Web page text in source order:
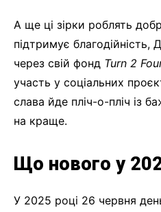
А ще ці зірки роблять
підтримує
через свій фонд Turn 2
участь у соціальних
слава йде пліч-о-пліч із
на краще.
Що нового у
У 2025 році 26 червня